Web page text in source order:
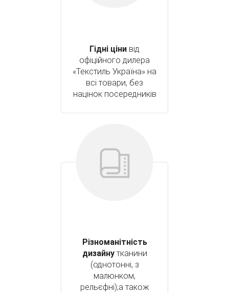
Гідні ціни від
офіційного дилера
«Текстиль Україна» на
всі товари, без
націнок посередників
Різноманітність
дизайнутканини
(однотонні, з
малюнком,
рельєфні);а також